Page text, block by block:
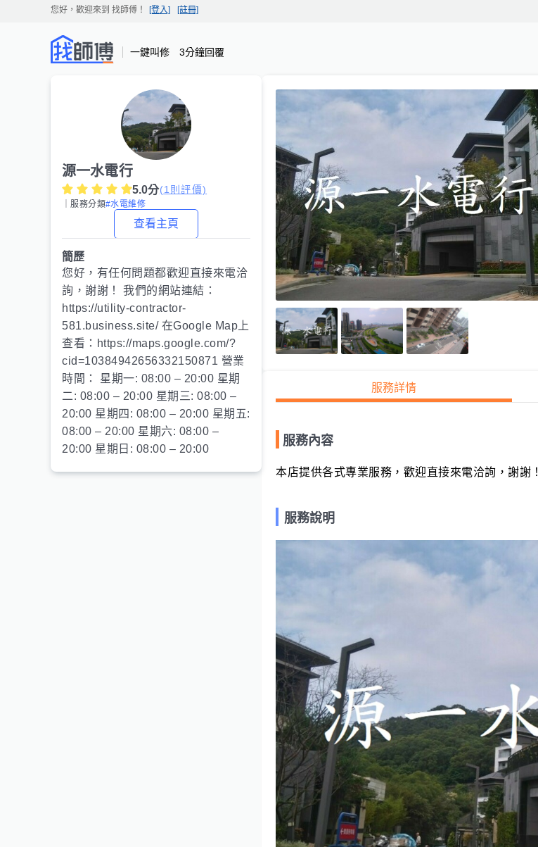
您好，歡迎來到 找師傅 ！ [登入] [註冊]
一鍵叫修 3分鐘回覆
源一水電行
5.0分(1 則評價)
｜服務分類#水電維修
查看主頁
簡歷
您好，有任何問題都歡迎直接來電洽
詢，謝謝！ 我們的網站連結：
https://utility-contractor-
581.business.site/ 在Google Map上
查看：https://maps.google.com/?
cid=10384942656332150871 營業
時間： 星期一: 08:00 – 20:00 星期
二: 08:00 – 20:00 星期三: 08:00 –
20:00 星期四: 08:00 – 20:00 星期五:
08:00 – 20:00 星期六: 08:00 –
20:00 星期日: 08:00 – 20:00
服務詳情
服務內容
本店提供各式專業服務，歡迎直接來電洽詢，謝謝！
服務說明